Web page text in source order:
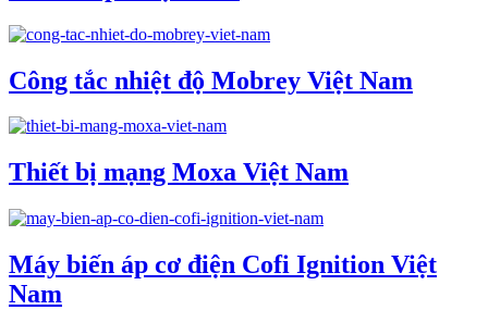
Công tắc nhiệt độ Mobrey Việt Nam
Thiết bị mạng Moxa Việt Nam
Máy biến áp cơ điện Cofi Ignition Việt
Nam